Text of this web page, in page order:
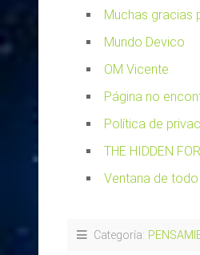
Muchas gracias
Mundo Devico
OM Vicente
Página no
Política de
THE HIDDEN
Ventana de
Categoría: